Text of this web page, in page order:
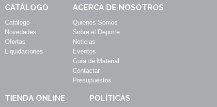
CATÁLOGO
Catálogo
Novedades
Ofertas
Liquidaciones
ACERCA DE NOSOTROS
Quiénes Somos
Sobre el Deporte
Noticias
Eventos
Guía de Material
Contactar
Presupuestos
TIENDA ONLINE POLÍTICAS